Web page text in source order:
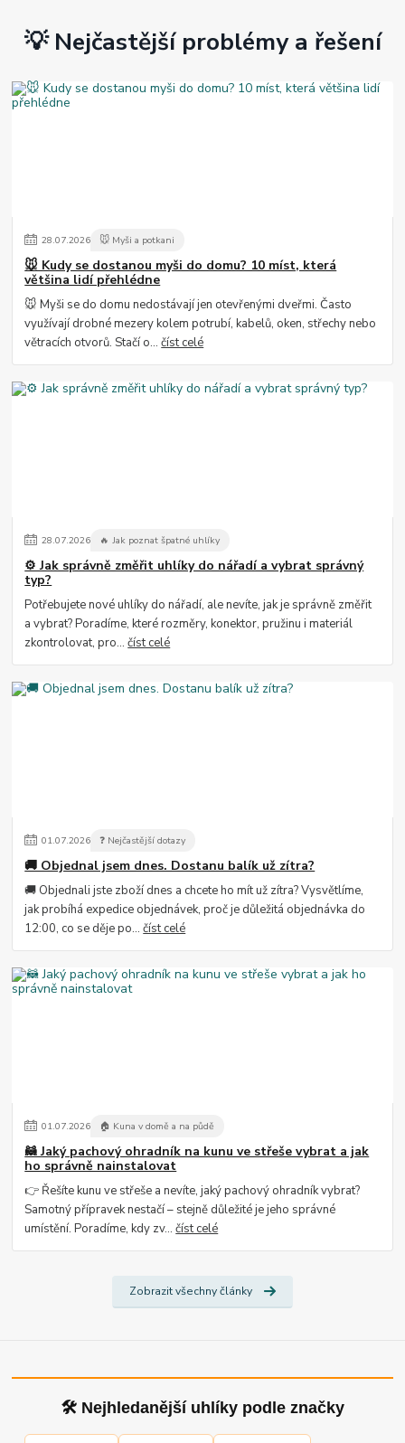
💡 Nejčastější problémy a řešení
28.07.2026 🐭 Myši a potkani
🐭 Kudy se dostanou myši do domu? 10 míst, která
většina lidí přehlédne
🐭 Myši se do domu nedostávají jen otevřenými dveřmi. Často
využívají drobné mezery kolem potrubí, kabelů, oken, střechy nebo
větracích otvorů. Stačí o...číst celé
28.07.2026 🔥 Jak poznat špatné uhlíky
⚙️ Jak správně změřit uhlíky do nářadí a vybrat správný
typ?
Potřebujete nové uhlíky do nářadí, ale nevíte, jak je správně změřit
a vybrat? Poradíme, které rozměry, konektor, pružinu i materiál
zkontrolovat, pro...číst celé
01.07.2026 ❓ Nejčastější dotazy
🚚 Objednal jsem dnes. Dostanu balík už zítra?
🚚 Objednali jste zboží dnes a chcete ho mít už zítra? Vysvětlíme,
jak probíhá expedice objednávek, proč je důležitá objednávka do
12:00, co se děje po...číst celé
01.07.2026 🏠 Kuna v domě a na půdě
🦝 Jaký pachový ohradník na kunu ve střeše vybrat a jak
ho správně nainstalovat
👉 Řešíte kunu ve střeše a nevíte, jaký pachový ohradník vybrat?
Samotný přípravek nestačí – stejně důležité je jeho správné
umístění. Poradíme, kdy zv...číst celé
Zobrazit všechny články
🛠 Nejhledanější uhlíky podle značky